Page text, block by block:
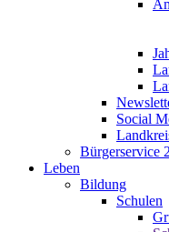
Social
Bürgerservice
Leben
Bildung
Schulen